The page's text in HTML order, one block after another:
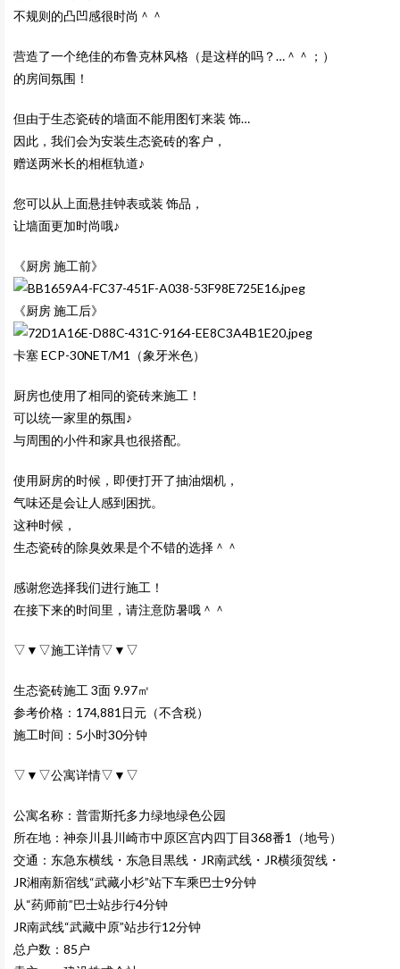
不规则的凸凹感很时尚＾＾
营造了一个绝佳的布鲁克林风格（是这样的吗？…＾＾；）
的房间氛围！
但由于生态瓷砖的墙面不能用图钉来装 饰…
因此，我们会为安装生态瓷砖的客户，
赠送两米长的相框轨道♪
您可以从上面悬挂钟表或装 饰品，
让墙面更加时尚哦♪
《厨房 施工前》
《厨房 施工后》
卡塞 ECP-30NET/M1（象牙米色）
厨房也使用了相同的瓷砖来施工！
可以统一家里的氛围♪
与周围的小件和家具也很搭配。
使用厨房的时候，即便打开了抽油烟机，
气味还是会让人感到困扰。
这种时候，
生态瓷砖的除臭效果是个不错的选择＾＾
感谢您选择我们进行施工！
在接下来的时间里，请注意防暑哦＾＾
▽▼▽施工详情▽▼▽
生态瓷砖施工 3面 9.97㎡
参考价格：174,881日元（不含税）
施工时间：5小时30分钟
▽▼▽公寓详情▽▼▽
公寓名称： 普雷斯托多力绿地绿色公园
所在地：神奈川县川崎市中原区宫内四丁目368番1（地号）
交通：东急东横线・东急目黒线・JR南武线・JR横须贺线・
JR湘南新宿线“武藏小杉”站下车乘巴士9分钟
从“药师前”巴士站步行4分钟
JR南武线“武藏中原”站步行12分钟
总户数：85户